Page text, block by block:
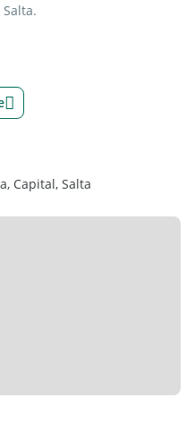
premium
ideal para
y potencial de
Capital, Salta